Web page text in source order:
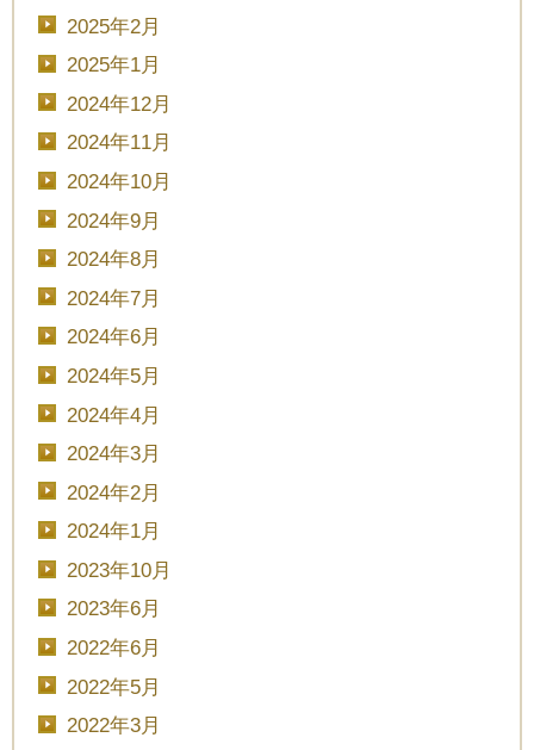
2025年2月
2025年1月
2024年12月
2024年11月
2024年10月
2024年9月
2024年8月
2024年7月
2024年6月
2024年5月
2024年4月
2024年3月
2024年2月
2024年1月
2023年10月
2023年6月
2022年6月
2022年5月
2022年3月